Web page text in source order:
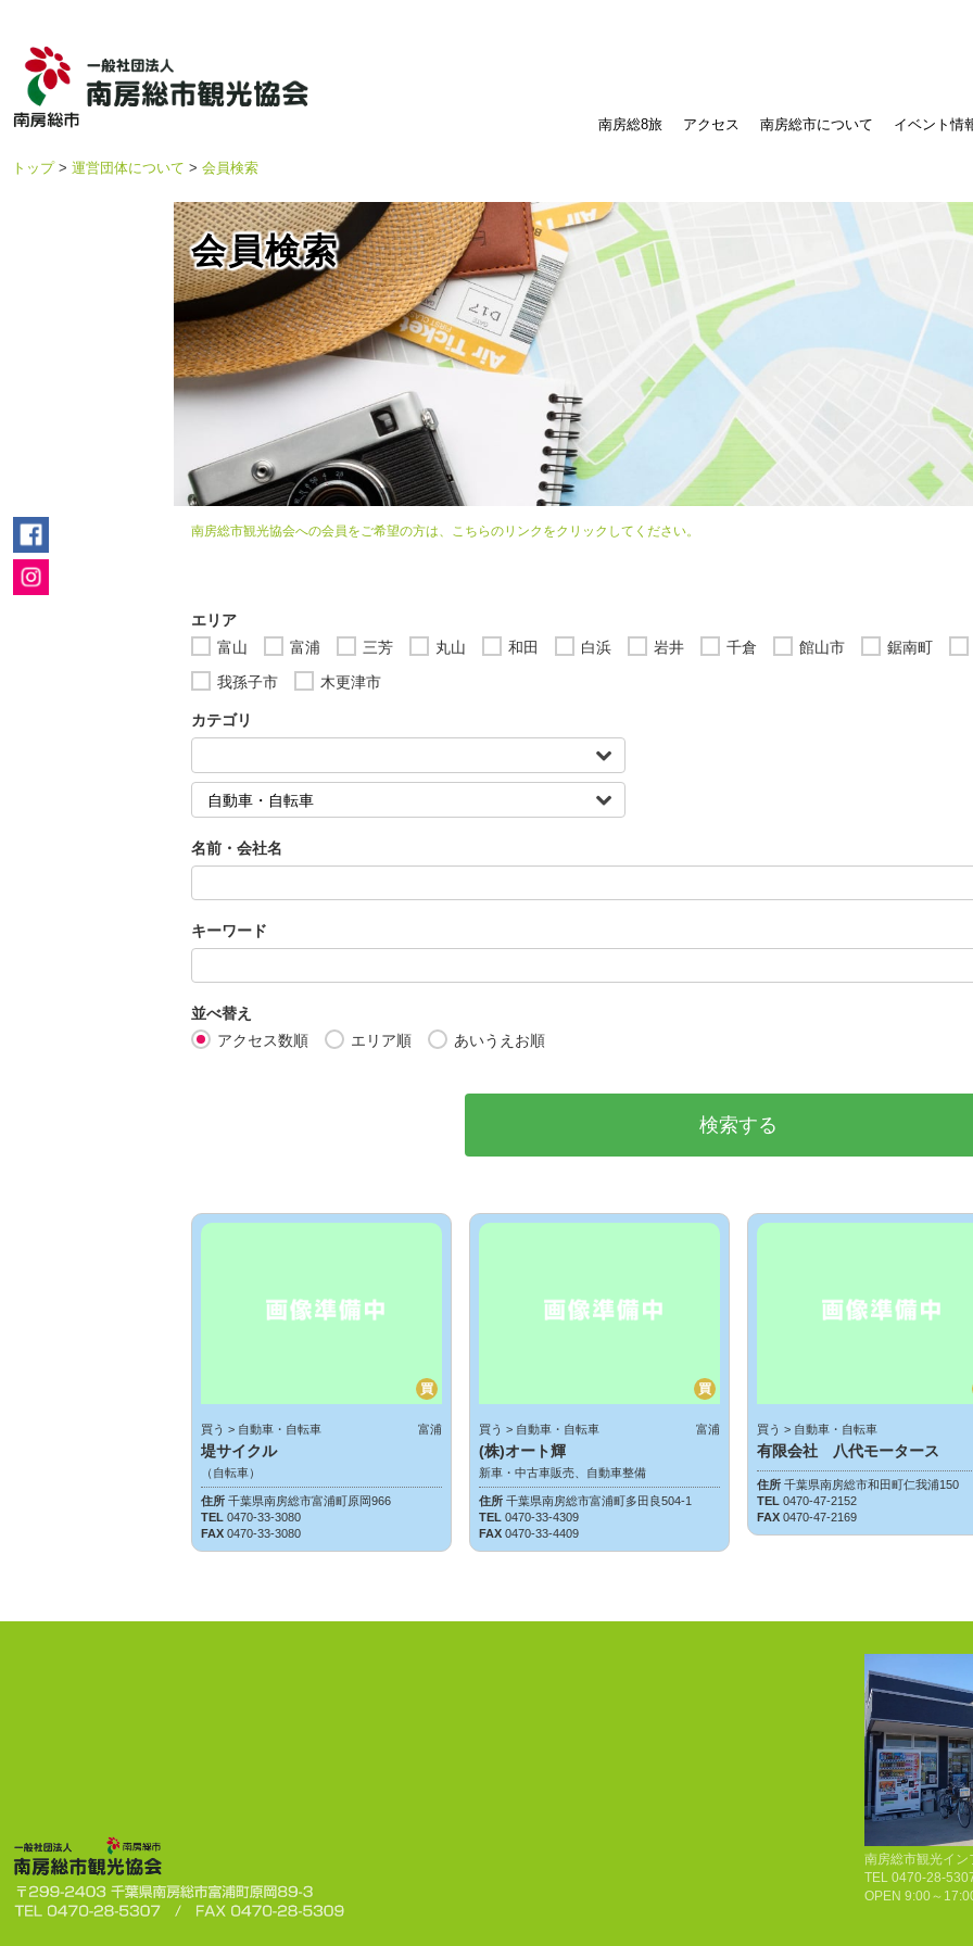
南房総8旅 アクセス 南房総市について イベント情
トップ 運営団体について 会員検索
会員検索
南房総市観光協会への会員をご希望の方は、こちらのリンクをクリックしてください。
エリア
富山
富浦 三芳 丸山 和田 白浜 岩井 千倉 館山市
鋸南町
我孫子市
木更津市
カテゴリ
名前・会社名
キーワード
並べ替え
アクセス数順
エリア順 あいうえお順
買
買う > 自動車・自転車 富浦
堤サイクル
（自転車）
住所 千葉県南房総市富浦町原岡966
TEL 0470-33-3080
FAX 0470-33-3080
買
買う > 自動車・自転車 富浦
(株)オート輝
新車・中古車販売、自動車整備
住所 千葉県南房総市富浦町多田良504-1
TEL 0470-33-4309
FAX 0470-33-4409
買う > 自動車・自転車
有限会社 八代モータース
住所 千葉県南房総市和田町仁我浦150
TEL 0470-47-2152
FAX 0470-47-2169
南房総市観光イ
TEL 0470-28-
OPEN 9:00～